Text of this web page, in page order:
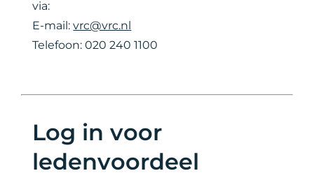
via:
E-mail:vrc@vrc.nl
Telefoon: 020 240 1100
Log in voor
ledenvoordeel